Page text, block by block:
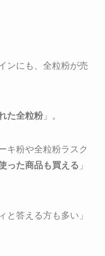
ンにも、全粒粉が売
た全粒粉」。
キ粉や全粒粉ラスク
った商品も買える 」
と答える方も多い 」